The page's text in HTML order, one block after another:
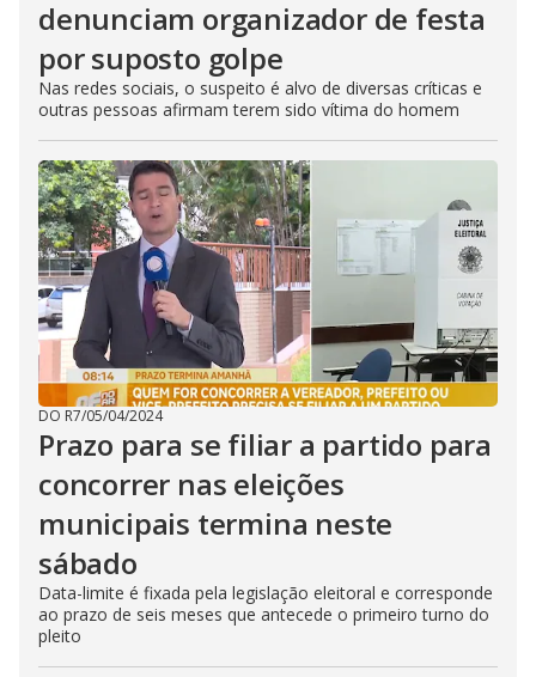
denunciam organizador de festa
por suposto golpe
Nas redes sociais, o suspeito é alvo de diversas críticas e
outras pessoas afirmam terem sido vítima do homem
DO R7/05/04/2024
Prazo para se filiar a partido para
concorrer nas eleições
municipais termina neste
sábado
Data-limite é fixada pela legislação eleitoral e corresponde
ao prazo de seis meses que antecede o primeiro turno do
pleito